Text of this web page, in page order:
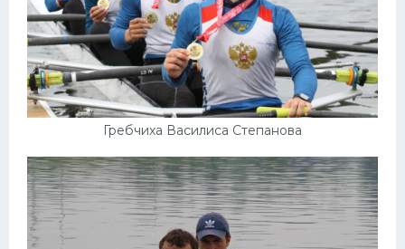
Гребчиха Василиса Степанова